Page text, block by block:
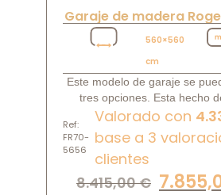
Garaje de madera
560×560
cm
Este modelo de garaje se
tres opciones. Esta hecho
Ref:
FR70-
5656
Valorado con
base a 3
clientes
8.415,00€